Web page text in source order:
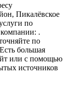
Пикалёвское
по
.
по
большая
или с помощью
источников